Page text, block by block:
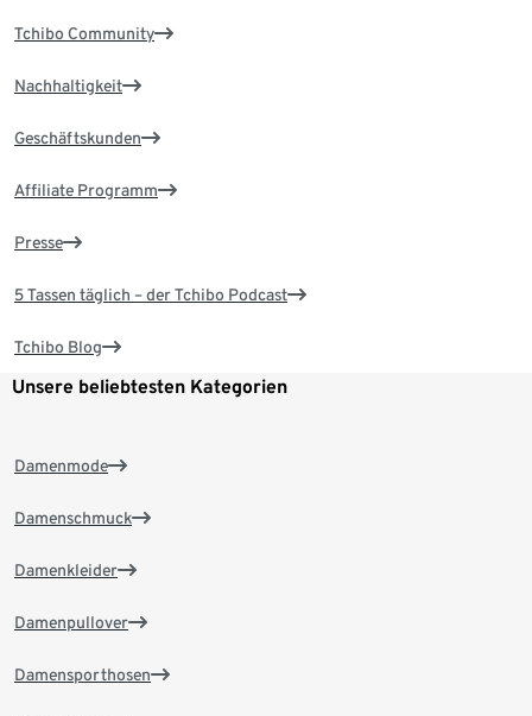
Tchibo Community
Nachhaltigkeit
Geschäftskunden
Affiliate Programm
Presse
5 Tassen täglich – der Tchibo Podcast
Tchibo Blog
Unsere beliebtesten Kategorien
Damenmode
Damenschmuck
Damenkleider
Damenpullover
Damensporthosen